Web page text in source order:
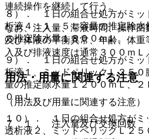
８）． １日の組合せ処方がミッ
析液４：１．５Ｌ容量の推定除
の推定除水量１８００ｍＬ。
９）． １日の組合せ処方がミッ
析液１、ミッドペリックＬ２５
量の推定除水量１２００ｍＬ、２
０ｍＬ。
１０）． １日の組合せ処方がミ
透析液２、ミッドペリックＬ２
連続操作を継続して行う。
なお、注入量、滞液時間、操作
及び体液の平衡異常、年齢、体
入及び排液速度は通常３００ｍＬ
用法・用量に関連する注意
（用法及び用量に関連する注意）
７．１． 注入量及び交換回数